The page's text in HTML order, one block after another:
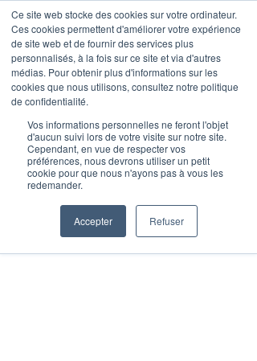
Ce site web stocke des cookies sur votre ordinateur.
Ces cookies permettent d'améliorer votre expérience
de site web et de fournir des services plus
personnalisés, à la fois sur ce site et via d'autres
médias. Pour obtenir plus d'informations sur les
cookies que nous utilisons, consultez notre politique
de confidentialité.
Vos informations personnelles ne feront l'objet
d'aucun suivi lors de votre visite sur notre site.
Cependant, en vue de respecter vos
préférences, nous devrons utiliser un petit
cookie pour que nous n'ayons pas à vous les
redemander.
Accepter Refuser
Post
Le nouveau paradigme des
insurtechs B2C : entre
défis et opportunités
Malak Lebbar
7 min de lecture